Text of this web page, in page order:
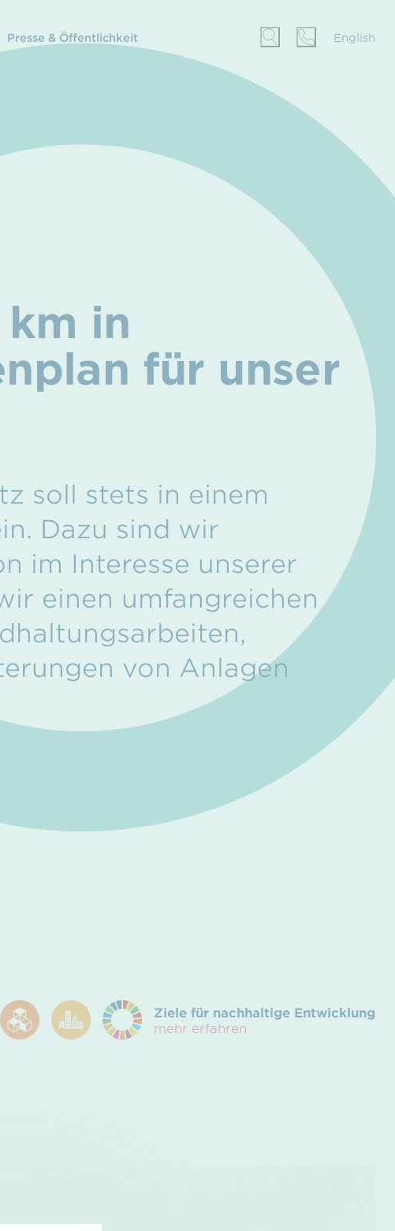
Presse & Öffentlichkeit English
in
für unser
soll stets in einem
Dazu sind wir
im Interesse unserer
einen umfangreichen
von Anlagen
Ziele für nachhaltige Entwicklung
mehr erfahren